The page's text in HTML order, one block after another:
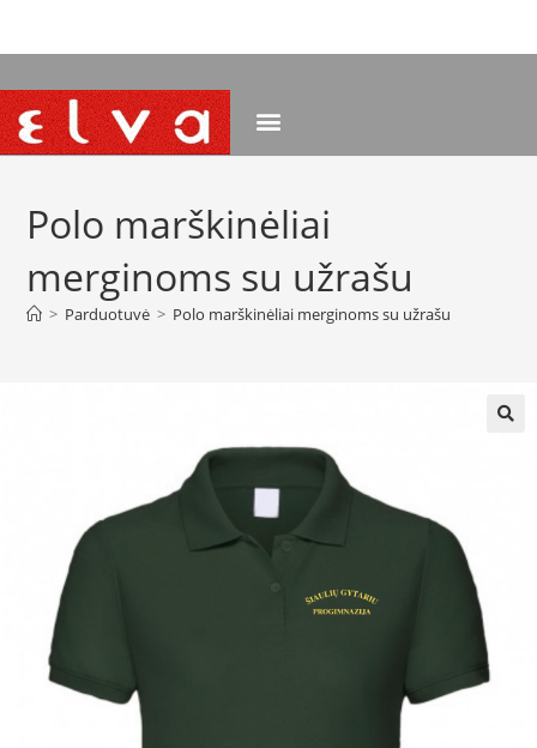
Polo marškinėliai
merginoms su užrašu
> Parduotuvė > Polo marškinėliai merginoms su užrašu